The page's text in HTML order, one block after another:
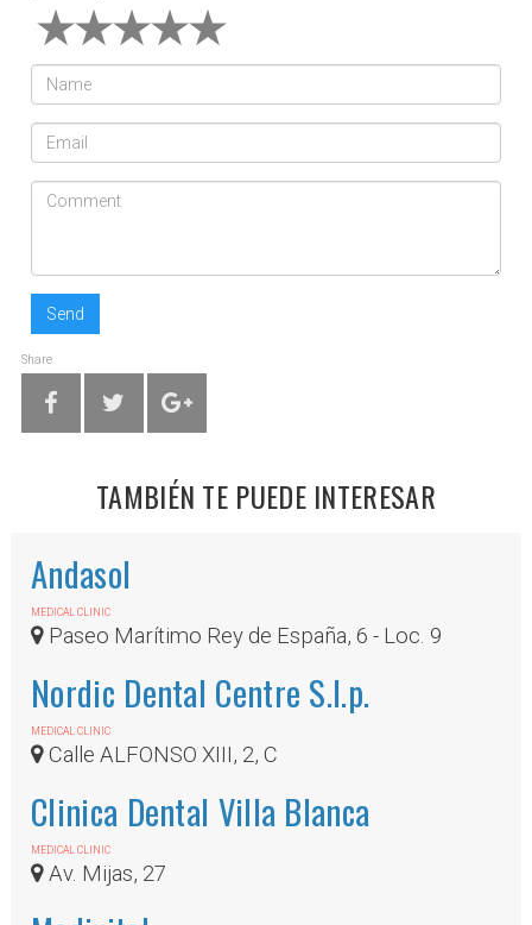
Send
Share
TAMBIÉN TE PUEDE INTERESAR
Andasol
MEDICAL CLINIC
Paseo Marítimo Rey de España, 6 - Loc. 9
Nordic Dental Centre S.l.p.
MEDICAL CLINIC
Calle ALFONSO XIII, 2, C
Clinica Dental Villa Blanca
MEDICAL CLINIC
Av. Mijas, 27